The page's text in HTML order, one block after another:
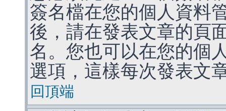
簽名檔在您的個人資料
後，請在發表文章的頁
名。您也可以在您的個
選項，這樣每次發表文
回頂端